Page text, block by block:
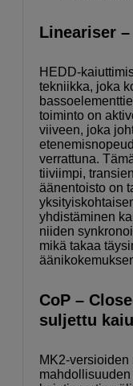
Lineariser
HEDD-
tekniikka, joka
toiminto on
viiveen, joka
verrattuna.
tiiviimpi,
äänentoisto on
yhdistäminen
niiden
mikä takaa
CoP –
suljettu
MK2-